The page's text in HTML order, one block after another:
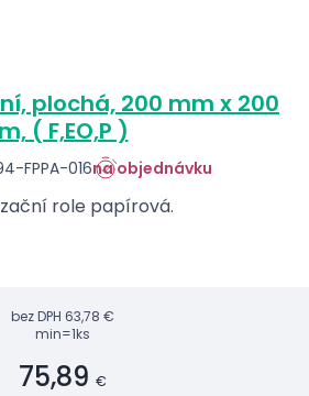
plochá, 200 mm x 200
m, ( F,EO,P )
FPPA-016na objednávku
role papírová.
bez DPH 63,78 €
min=1ks
75,89 €